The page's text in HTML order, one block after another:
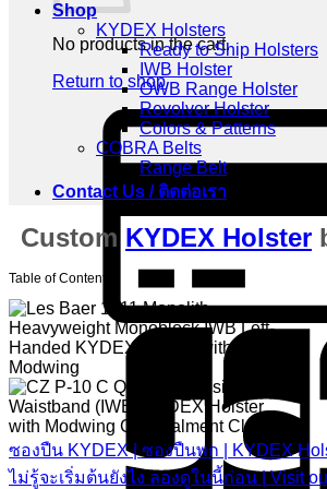
No products in the cart.
Return to shop
Shop
KYDEX Holsters
Ready to Ship Holsters
IWB Holster
OWB Range Holster
Revolver Holster
Colors & Patterns
COBRA Belts
Range Belt
Contact Us / ติดต่อเรา
Custom KYDEX Holster
Table of Contents
ซองปืน KYDEX | ซองปืนพก | KYDEX
ไม่รู้จะเริ่มต้นยังไง ลองดูในนี้ก่อน | Visit